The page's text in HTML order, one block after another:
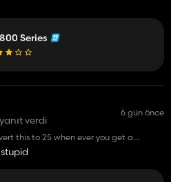
Series
verdi
6 gün önce
this to 25 when ever you get a